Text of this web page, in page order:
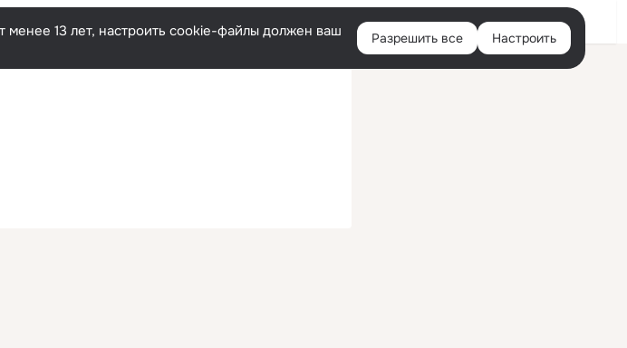
Войти
13 лет, настроить cookie-файлы должен ваш
Разрешить все Настроить